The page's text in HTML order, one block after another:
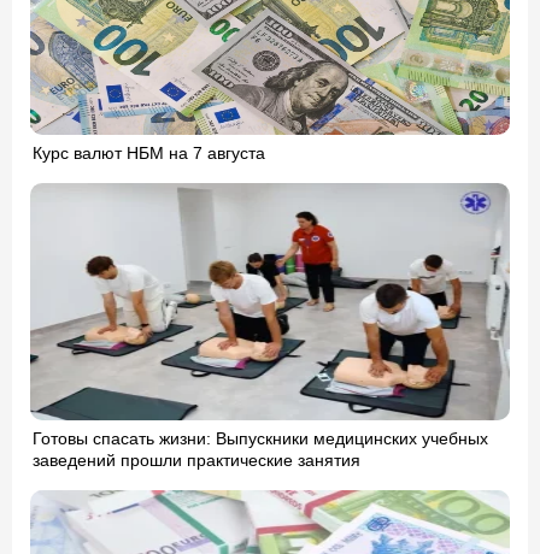
Курс валют НБМ на 7 августа
Готовы спасать жизни: Выпускники медицинских учебных
заведений прошли практические занятия